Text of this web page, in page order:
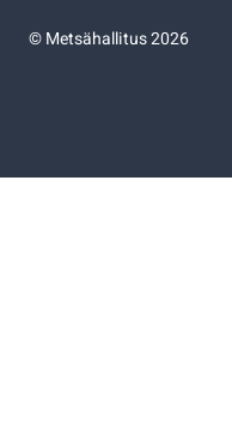
©Metsähallitus 2026